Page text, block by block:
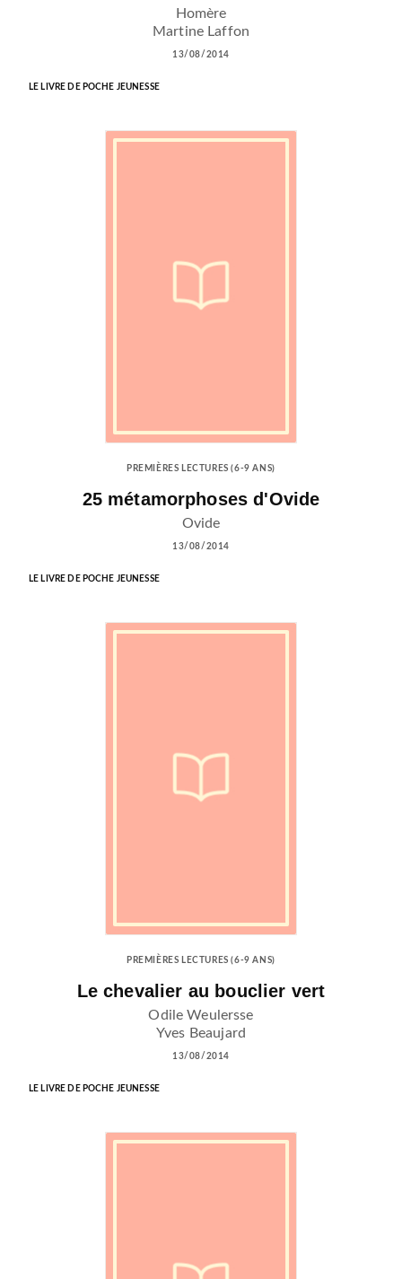
Homère
Martine Laffon
13/08/2014
LE LIVRE DE POCHE JEUNESSE
PREMIÈRES LECTURES (6-9 ANS)
25 métamorphoses d'Ovide
Ovide
13/08/2014
LE LIVRE DE POCHE JEUNESSE
PREMIÈRES LECTURES (6-9 ANS)
Le chevalier au bouclier vert
Odile Weulersse
Yves Beaujard
13/08/2014
LE LIVRE DE POCHE JEUNESSE